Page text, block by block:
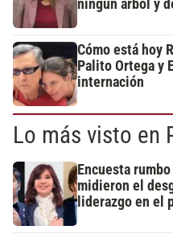
ningún árbol y
Cómo está hoy
Palito Ortega y
internación
Lo más visto en
Encuesta
midieron el
liderazgo en el